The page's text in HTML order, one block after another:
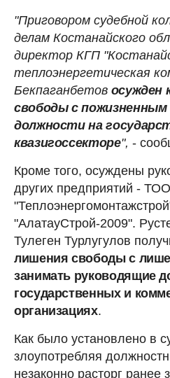
"Приговором судебной
делам Костанайского
директор КГП
теплоэнергетическая
Бекпаганбетов осужден
свободы с
должности на
квазигоссекторе", -
Кроме того, осуждены
других предприятий - ТОО
"АлатауСтрой-2009".
Тулеген Турлугулов
лишения свободы с
занимать руководящие
государственных и
организациях.
Как было установлено в
злоупотребляя
незаконно расторг